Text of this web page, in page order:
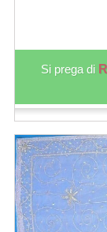
Si prega di